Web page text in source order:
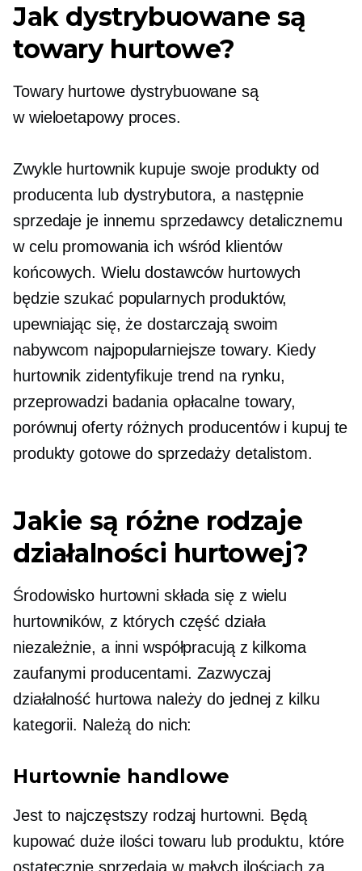
Jak dystrybuowane są
towary hurtowe?
Towary hurtowe dystrybuowane są
w wieloetapowyproces.
Zwykle hurtownik kupuje swoje produkty od
producenta lub dystrybutora, a następnie
sprzedaje je innemu sprzedawcy detalicznemu
w celu promowania ich wśród klientów
końcowych. Wielu dostawców hurtowych
będzie szukać popularnych produktów,
upewniając się, że dostarczają swoim
nabywcom najpopularniejsze towary. Kiedy
hurtownik zidentyfikuje trend na rynku,
przeprowadzi badania opłacalne towary,
porównuj oferty różnych producentów i kupuj te
produkty gotowe do sprzedaży detalistom.
Jakie są różne rodzaje
działalności hurtowej?
Środowisko hurtowni składa się z wielu
hurtowników, z których część działa
niezależnie, a inni współpracują z kilkoma
zaufanymi producentami. Zazwyczaj
działalność hurtowa należy do jednej z kilku
kategorii. Należą do nich:
Hurtownie handlowe
Jest to najczęstszy rodzaj hurtowni. Będą
kupować duże ilości towaru lub produktu, które
ostatecznie sprzedają w małych ilościach za